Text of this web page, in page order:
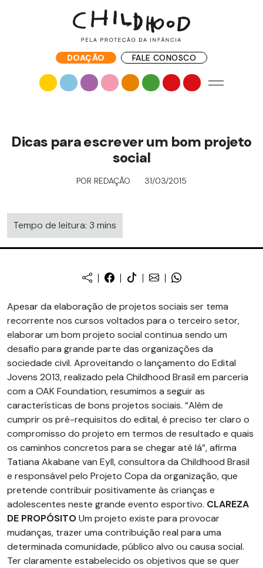
DOAÇÃO FALE CONOSCO
Dicas para escrever um bom projeto
social
POR REDAÇÃO 31/03/2015
Tempo de leitura: 3 mins
Apesar da elaboração de projetos sociais ser tema
recorrente nos cursos voltados para o terceiro setor,
elaborar um bom projeto social continua sendo um
desafio para grande parte das organizações da
sociedade civil. Aproveitando o lançamento do Edital
Jovens 2013, realizado pela Childhood Brasil em parceria
com a OAK Foundation, resumimos a seguir as
características de bons projetos sociais. “Além de
cumprir os pré-requisitos do edital, é preciso ter claro o
compromisso do projeto em termos de resultado e quais
os caminhos concretos para se chegar até lá”, afirma
Tatiana Akabane van Eyll, consultora da Childhood Brasil
e responsável pelo Projeto Copa da organização, que
pretende contribuir positivamente às crianças e
adolescentes neste grande evento esportivo. CLAREZA
DE PROPÓSITOUm projeto existe para provocar
mudanças, trazer uma contribuição real para uma
determinada comunidade, público alvo ou causa social.
Ter claramente estabelecido os objetivos que se quer